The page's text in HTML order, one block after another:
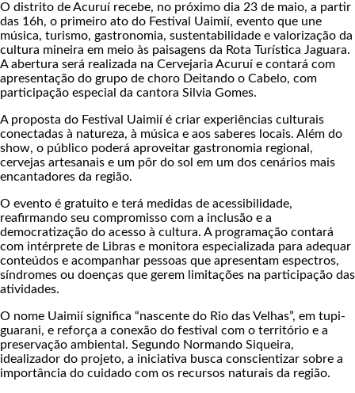
O distrito de Acuruí recebe, no próximo dia 23 de maio, a partir
das 16h, o primeiro ato do Festival Uaimií, evento que une
música, turismo, gastronomia, sustentabilidade e valorização da
cultura mineira em meio às paisagens da Rota Turística Jaguara.
A abertura será realizada na Cervejaria Acuruí e contará com
apresentação do grupo de choro Deitando o Cabelo, com
participação especial da cantora Silvia Gomes.
A proposta do Festival Uaimií é criar experiências culturais
conectadas à natureza, à música e aos saberes locais. Além do
show, o público poderá aproveitar gastronomia regional,
cervejas artesanais e um pôr do sol em um dos cenários mais
encantadores da região.
O evento é gratuito e terá medidas de acessibilidade,
reafirmando seu compromisso com a inclusão e a
democratização do acesso à cultura. A programação contará
com intérprete de Libras e monitora especializada para adequar
conteúdos e acompanhar pessoas que apresentam espectros,
síndromes ou doenças que gerem limitações na participação das
atividades.
O nome Uaimií significa “nascente do Rio das Velhas”, em tupi-
guarani, e reforça a conexão do festival com o território e a
preservação ambiental. Segundo Normando Siqueira,
idealizador do projeto, a iniciativa busca conscientizar sobre a
importância do cuidado com os recursos naturais da região.